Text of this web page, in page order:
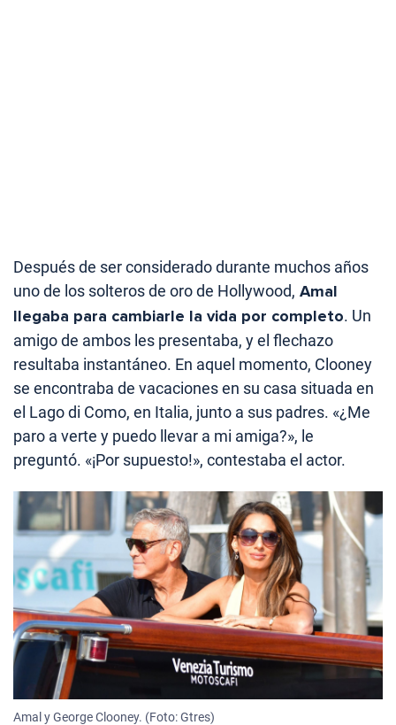
Después de ser considerado durante muchos años
uno de los solteros de oro de Hollywood, Amal
llegaba para cambiarle la vida por completo. Un
amigo de ambos les presentaba, y el flechazo
resultaba instantáneo. En aquel momento, Clooney
se encontraba de vacaciones en su casa situada en
el Lago di Como, en Italia, junto a sus padres. «¿Me
paro a verte y puedo llevar a mi amiga?», le
preguntó. «¡Por supuesto!», contestaba el actor.
Amal y George Clooney. (Foto: Gtres)